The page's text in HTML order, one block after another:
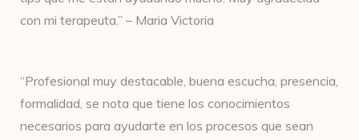
con mi terapeuta.” – Maria Victoria
“Profesional muy destacable, buena escucha, presencia,
formalidad, se nota que tiene los conocimientos
necesarios para ayudarte en los procesos que sean